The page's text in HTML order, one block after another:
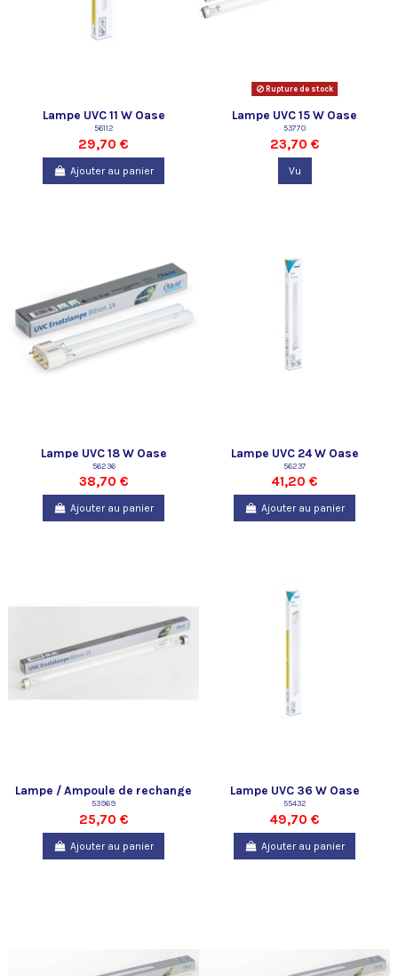
Lampe UVC 11 W Oase
56112
29,70 €
Ajouter au panier
Rupture de stock
Lampe UVC 15 W Oase
53770
23,70 €
Vu
Lampe UVC 18 W Oase
56236
38,70 €
Ajouter au panier
Lampe UVC 24 W Oase
56237
41,20 €
Ajouter au panier
Lampe / Ampoule de rechange
UVC 25 W Oase
53969
25,70 €
Ajouter au panier
Lampe UVC 36 W Oase
55432
49,70 €
Ajouter au panier